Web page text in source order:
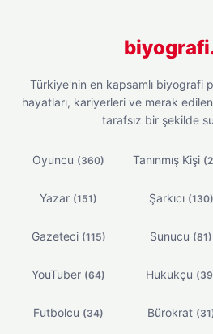
Türkiye'nin en kapsamlı biyografi
hayatları, kariyerleri ve merak
tarafsız bir şekilde
Oyuncu (360) Tanınmış Kişi
Yazar (151) Şarkıcı (130)
Gazeteci (115) Sunucu (81)
YouTuber (64) Hukukçu
Futbolcu (34) Bürokrat